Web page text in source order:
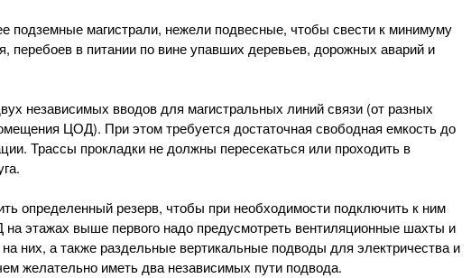
подземные магистрали, нежели подвесные, чтобы свести к минимуму
перебоев в питании по вине упавших деревьев, дорожных аварий и
независимых вводов для магистральных линий связи (от разных
ЦОД). При этом требуется достаточная свободная емкость до
Трассы прокладки не должны пересекаться или проходить в
определенный резерв, чтобы при необходимости подключить к ним
этажах выше первого надо предусмотреть вентиляционные шахты и
них, а также раздельные вертикальные подводы для электричества и
желательно иметь два независимых пути подвода.